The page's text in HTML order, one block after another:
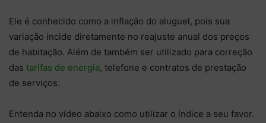
Ele é conhecido como a inflação do aluguel, pois sua
variação incide diretamente no reajuste anual dos preços
de habitação. Além de também ser utilizado para correção
das tarifas de energia, telefone e contratos de prestação
de serviços.
Entenda no vídeo abaixo como utilizar o índice a seu favor.